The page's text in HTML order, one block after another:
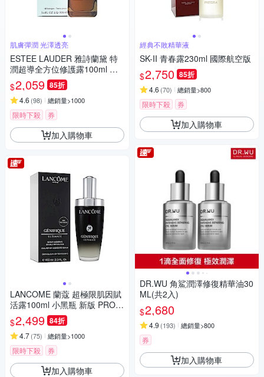
肌膚彈潤 光澤透亮
ESTEE LAUDER 雅詩蘭黛 特
潤超導全方位修護露100ml 小
棕瓶 國際航空版
$2,059 85折
4.6 (98) 總銷量>1000
限時下殺 券
加入購物車
LANCOME 蘭蔻 超極限肌因賦
活露100ml 小黑瓶 新版 PRO升
級版
$2,499 84折
4.7(75) 總銷量>1000
限時下殺 券
加入購物車
經典不敗精華液
SK-II 青春露230ml 國際航空版
$2,750 85折
4.6 (70) 總銷量>800
限時下殺 券
加入購物車
DR.WU 角鯊潤澤修復精華油30
ML(共2入)
$2,680
4.9 (193) 總銷量>800
券
加入購物車